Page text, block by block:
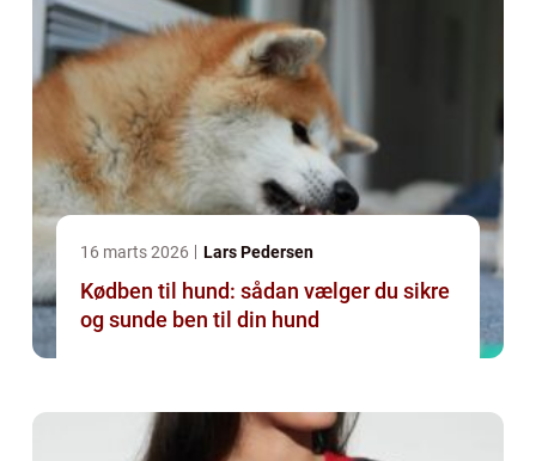
16 marts 2026 Lars Pedersen
Kødben til hund: sådan vælger du sikre
og sunde ben til din hund